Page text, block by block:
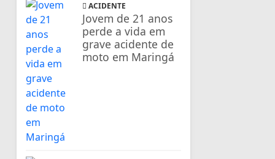
ACIDENTE
Jovem de 21 anos
perde a vida em
grave acidente de
moto em Maringá